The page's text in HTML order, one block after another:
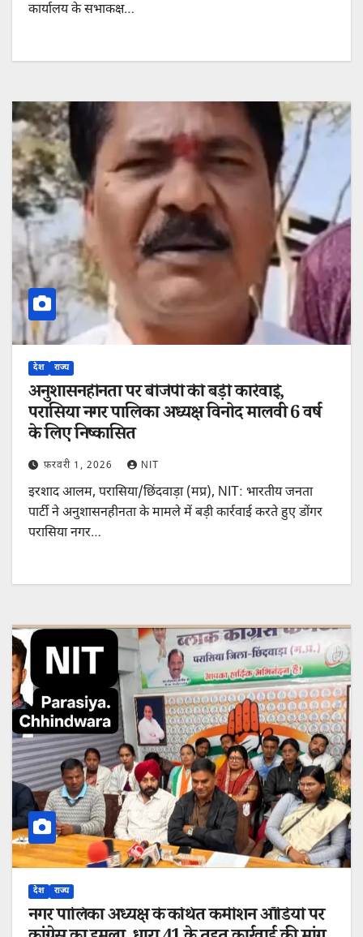
कार्यालय के सभाकक्ष…
देश राज्य
अनुशासनहीनता पर बीजेपी की बड़ी कार्रवाई,
परासिया नगर पालिका अध्यक्ष विनोद मालवी 6 वर्ष
के लिए निष्कासित
फ़रवरी 1, 2026 NIT
इरशाद आलम, परासिया/छिंदवाड़ा (मप्र), NIT: भारतीय जनता
पार्टी ने अनुशासनहीनता के मामले में बड़ी कार्रवाई करते हुए डोंगर
परासिया नगर…
देश राज्य
नगर पालिका अध्यक्ष के कथित कमीशन ऑडियो पर